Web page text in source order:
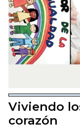
Viviendo
corazón